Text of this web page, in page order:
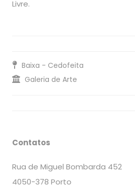
Livre.
Baixa - Cedofeita
Galeria de Arte
Contatos
Rua de Miguel Bombarda 452
4050-378 Porto